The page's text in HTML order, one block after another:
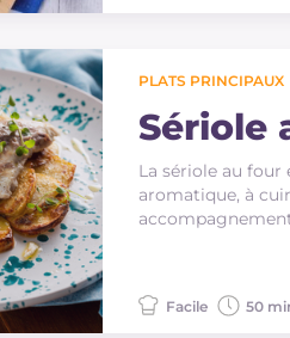
PLATS PRINCIPAUX
Sériole
La sériole au
aromatique, à
Facile 50